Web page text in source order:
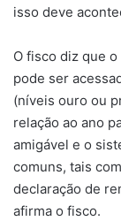
isso deve
O fisco diz que
pode ser
(níveis ouro ou
relação ao ano
amigável e o
comuns, tais
declaração de
afirma o fisco.